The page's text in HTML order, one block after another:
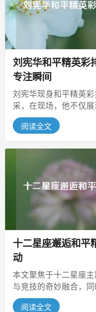
刘宪华和平精英彩
专注瞬间
刘宪华现身和平精英
采，在现场，他不仅
注于彩排中的各项环节
阅读全文
十二星座邂逅和平
动
本文聚焦于十二星座
与竞技的奇妙融合，
肤，这些独特元素将星
阅读全文